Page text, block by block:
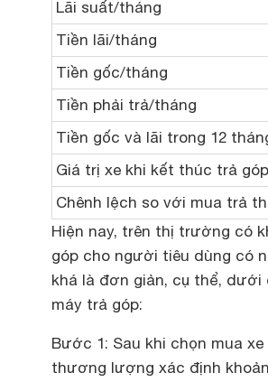
Lãi suất/tháng
Tiền lãi/tháng
Tiền gốc/tháng
Tiền phải trả/tháng
Tiền gốc và lãi trong 12
Giá trị xe khi kết thúc trả góp
Chênh lệch so với mua trả
Hiện nay, trên thị trường có
góp cho người tiêu dùng có
khá là đơn giản, cụ thể,
máy trả góp:
Bước 1: Sau khi chọn mua
thương lượng xác định